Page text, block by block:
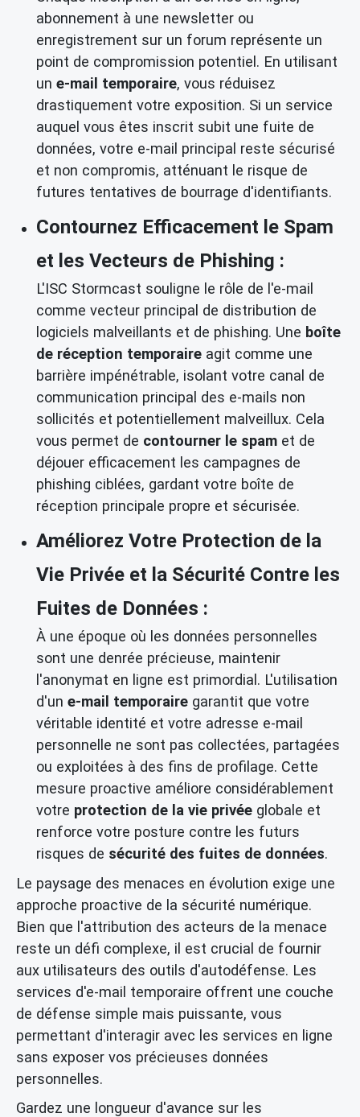
abonnement à une newsletter ou
enregistrement sur un forum représente un
point de compromission potentiel. En utilisant
un e-mail temporaire, vous réduisez
drastiquement votre exposition. Si un service
auquel vous êtes inscrit subit une fuite de
données, votre e-mail principal reste sécurisé
et non compromis, atténuant le risque de
futures tentatives de bourrage d'identifiants.
Contournez Efficacement le Spam
et les Vecteurs de Phishing :
L'ISC Stormcast souligne le rôle de l'e-mail
comme vecteur principal de distribution de
logiciels malveillants et de phishing. Une boîte
de réception temporaire agit comme une
barrière impénétrable, isolant votre canal de
communication principal des e-mails non
sollicités et potentiellement malveillux. Cela
vous permet de contourner le spam et de
déjouer efficacement les campagnes de
phishing ciblées, gardant votre boîte de
réception principale propre et sécurisée.
Améliorez Votre Protection de la
Vie Privée et la Sécurité Contre les
Fuites de Données :
À une époque où les données personnelles
sont une denrée précieuse, maintenir
l'anonymat en ligne est primordial. L'utilisation
d'un e-mail temporaire garantit que votre
véritable identité et votre adresse e-mail
personnelle ne sont pas collectées, partagées
ou exploitées à des fins de profilage. Cette
mesure proactive améliore considérablement
votre protection de la vie privée globale et
renforce votre posture contre les futurs
risques de sécurité des fuites de données.
Le paysage des menaces en évolution exige une
approche proactive de la sécurité numérique.
Bien que l'attribution des acteurs de la menace
reste un défi complexe, il est crucial de fournir
aux utilisateurs des outils d'autodéfense. Les
services d'e-mail temporaire offrent une couche
de défense simple mais puissante, vous
permettant d'interagir avec les services en ligne
sans exposer vos précieuses données
personnelles.
Gardez une longueur d'avance sur les